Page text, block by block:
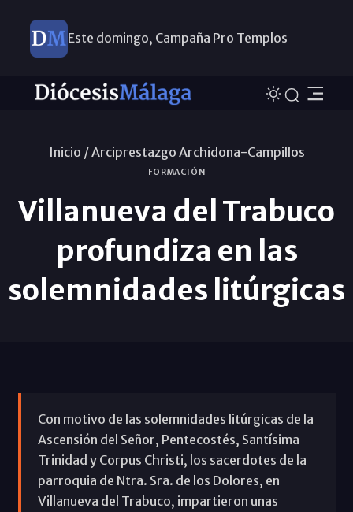
Este domingo, Campaña Pro Templos
Inicio /Arciprestazgo Archidona-Campillos
FORMACIÓN
Villanueva del Trabuco
profundiza en las
solemnidades litúrgicas
Con motivo de las solemnidades litúrgicas de la
Ascensión del Señor, Pentecostés, Santísima
Trinidad y Corpus Christi, los sacerdotes de la
parroquia de Ntra. Sra. de los Dolores, en
Villanueva del Trabuco, impartieron unas